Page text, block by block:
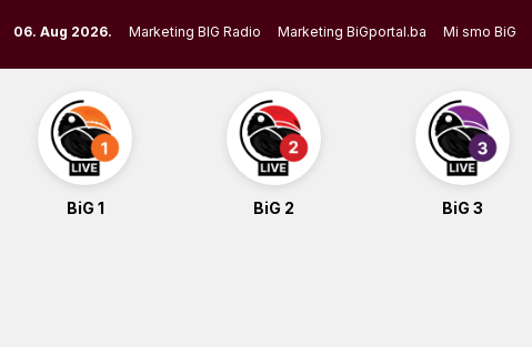
to
content
06. Aug 2026. Marketing BIG Radio Marketing BiGportal.ba Mi smo BiG
BiG 1 BiG 2 BiG 3